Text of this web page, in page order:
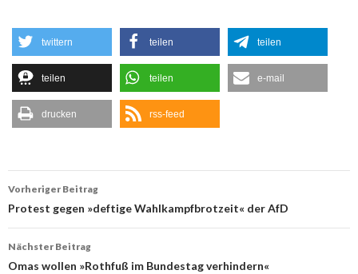
twittern teilen teilen
teilen teilen e-mail
drucken rss-feed
Beitrags-
Navigation
Vorheriger Beitrag
Protest gegen »deftige Wahlkampfbrotzeit« der AfD
Nächster Beitrag
Omas wollen »Rothfuß im Bundestag verhindern«